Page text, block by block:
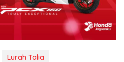
Lurah Talia